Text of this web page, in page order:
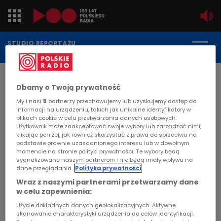
Jedynka
Dwójka
Trójka
Czwórka
PR24
Poland
Kierowcy
Dzieci
STUDIO REPORTAŻU
2005-05-18
STRONA GŁÓWNA>ARTYKUŁ
"Adopcja na wieczność"
(powtórzenie)
MIGRACJA
Młoda pielęgniarka, pracująca w hospicjum dla
dzieci, pokochała 2,5-letnią chorą na raka
dziewczynkę, pozostawioną w hospicjum przez
Dbamy o Twoją prywatność
My i nasi 5 partnerzy przechowujemy lub uzyskujemy dostęp do
informacji na urządzeniu, takich jak unikalne identyfikatory w
plikach cookie w celu przetwarzania danych osobowych.
Użytkownik może zaakceptować swoje wybory lub zarządzać nimi,
klikając poniżej, jak również skorzystać z prawa do sprzeciwu na
podstawie prawnie uzasadnionego interesu lub w dowolnym
momencie na stronie polityki prywatności. Te wybory będą
sygnalizowane naszym partnerom i nie będą miały wpływu na
dane przeglądania. Polityka prywatności
Wraz z naszymi partnerami przetwarzamy dane
w celu zapewnienia:
Użycie dokładnych danych geolokalizacyjnych. Aktywne
skanowanie charakterystyki urządzenia do celów identyfikacji.